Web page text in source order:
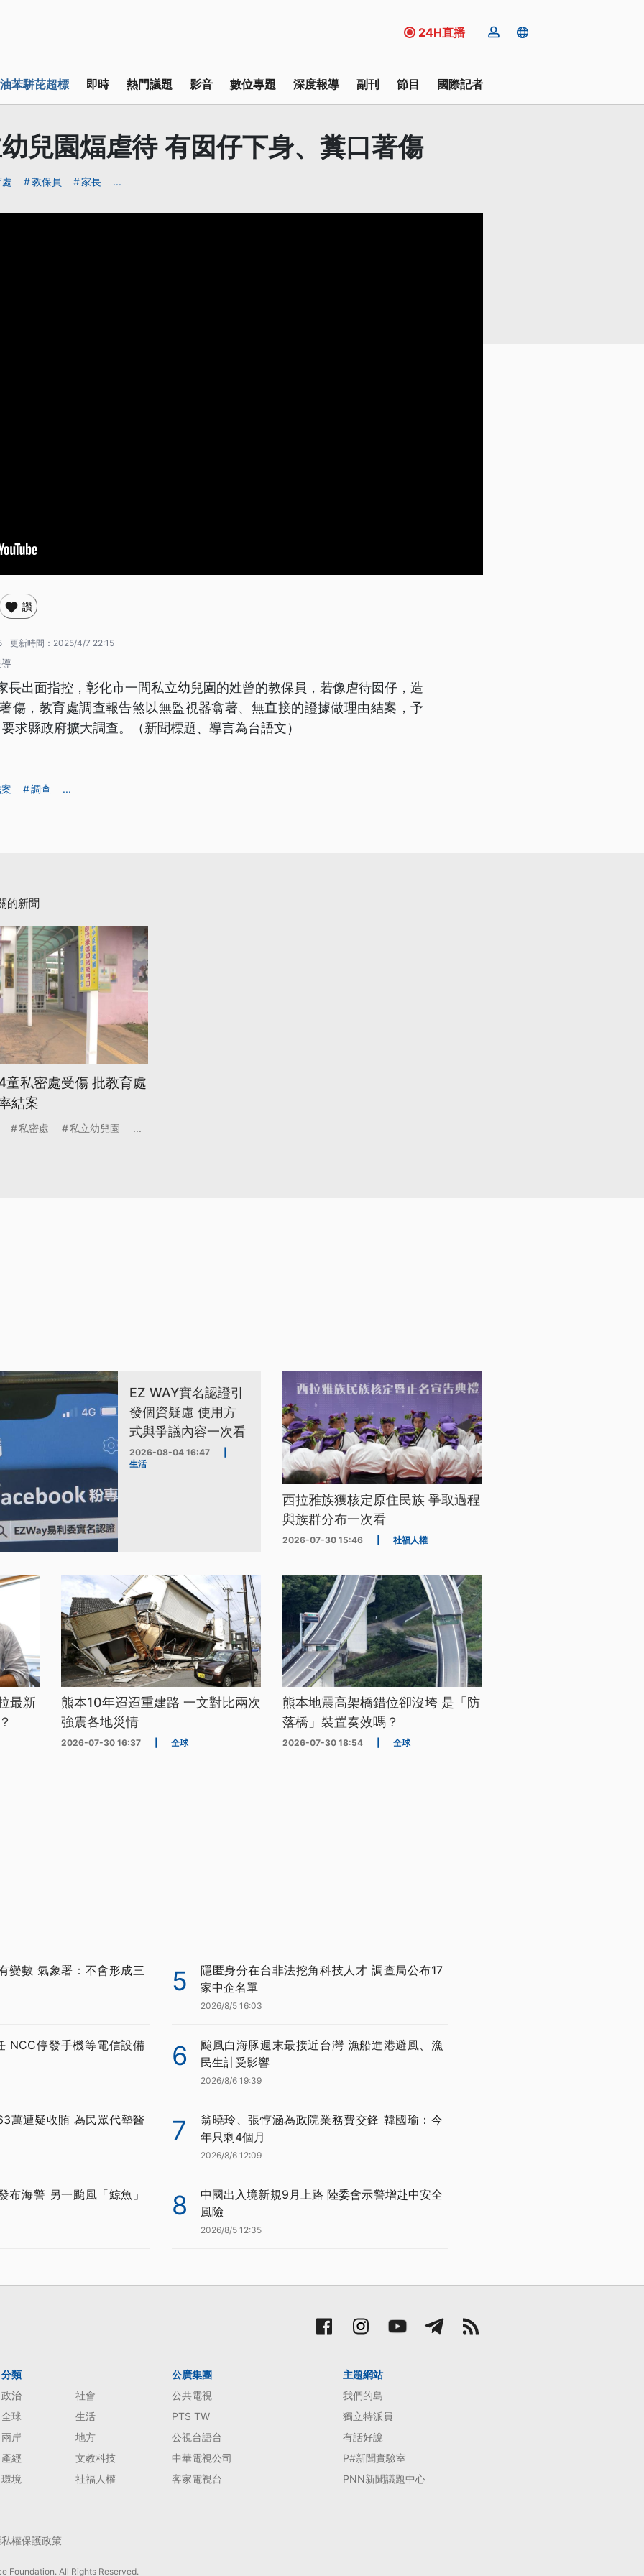
24H直播
苯駢芘超標 即時 熱門議題 影音 數位專題 深度報導 副刊 節目 國際記者
兒園煏虐待 有囡仔下身、糞口著傷
教保員 家長 ...
讚
更新時間： 2025/4/7 22:15
長出面指控，彰化市一間私立幼兒園的姓曾的教保員，若像虐待囡仔，造
傷，教育處調查報告煞以無監視器翕著、無直接的證據做理由結案，予
求縣政府擴大調查。（新聞標題、導言為台語文）
調查 ...
的新聞
童私密處受傷 批教育處
結案
私密處 私立幼兒園 ...
EZ WAY實名認證引
發個資疑慮 使用方
式與爭議內容一次看
2026-08-04 16:47
生活
西拉雅族獲核定原住民族 爭取過程
與族群分布一次看
2026-07-30 15:46 社福人權
最新
熊本10年迢迢重建路 一文對比兩次
強震各地災情
2026-07-30 16:37 全球
熊本地震高架橋錯位卻沒垮 是「防
落橋」裝置奏效嗎？
2026-07-30 18:54 全球
變數 氣象署：不會形成三
NCC停發手機等電信設備
萬遭疑收賄 為民眾代墊醫
布海警 另一颱風「鯨魚」
5
隱匿身分在台非法挖角科技人才 調查局公布17
家中企名單
2026/8/5 16:03
6
颱風白海豚週末最接近台灣 漁船進港避風、漁
民生計受影響
2026/8/6 19:39
7
翁曉玲、張惇涵為政院業務費交鋒 韓國瑜：今
年只剩4個月
2026/8/6 12:09
8
中國出入境新規9月上路 陸委會示警增赴中安全
風險
2026/8/5 12:35
分類
政治
社會
全球
生活
兩岸
地方
產經
文教科技
環境
社福人權
公廣集團
公共電視
PTS TW
公視台語台
中華電視公司
客家電視台
主題網站
我們的島
獨立特派員
有話好說
P#新聞實驗室
PNN新聞議題中心
權保護政策
Foundation. All Rights Reserved.